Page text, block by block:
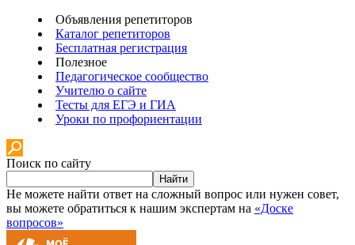
Объявления репетиторов
Каталог репетиторов
Бесплатная регистрация
Полезное
Педагогическое сообщество
Учителю о сайте
Тесты для ЕГЭ и ГИА
Уроки по профориентации
Поиск по сайту
Найти
Не можете найти ответ на сложный вопрос или нужен совет,
вы можете обратиться к нашим экспертам на «Доске
вопросов»